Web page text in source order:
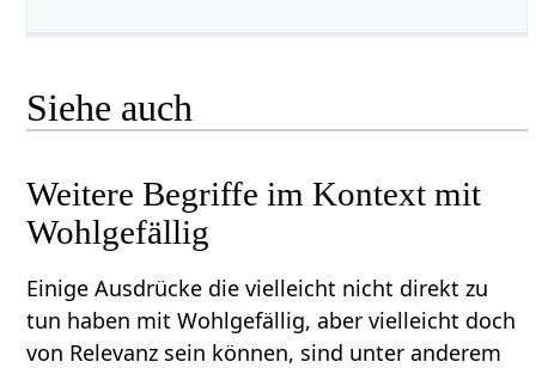
Siehe auch
Weitere Begriffe im Kontext mit
Einige Ausdrücke die vielleicht nicht direkt zu
tun haben mit Wohlgefällig‏‎, aber vielleicht doch
von Relevanz sein können, sind unter anderem